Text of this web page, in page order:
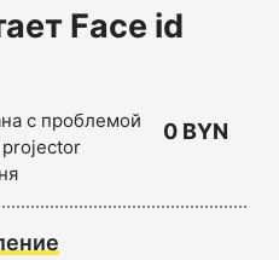
Face id
с проблемой
projector
0 BYN